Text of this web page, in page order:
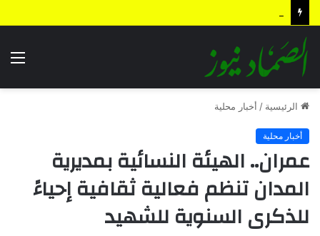
الرئيسية / أخبار محلية
أخبار محلية
عمران.. الهيئة النسائية بمديرية
المدان تنظم فعالية ثقافية إحياءً
للذكرى السنوية للشهيد